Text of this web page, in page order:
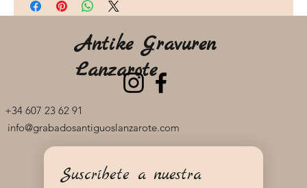
+34 607 23 62 91
info@grabadosantiguoslanzarote.com
Antike Gravuren
Lanzarote
Suscríbete a nuestra